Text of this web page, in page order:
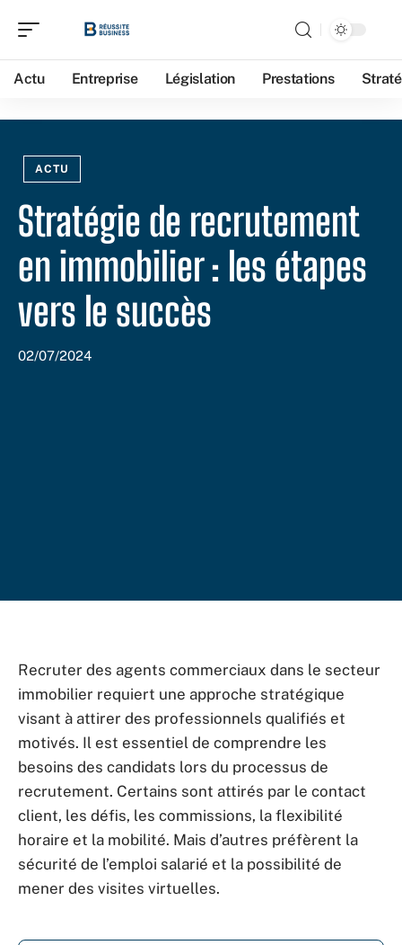
Actu Entreprise Législation Prestations
ACTU
Stratégie de recrutement
en immobilier : les étapes
vers le succès
02/07/2024
Recruter des agents commerciaux dans le secteur
immobilier requiert une approche stratégique
visant à attirer des professionnels qualifiés et
motivés. Il est essentiel de comprendre les
besoins des candidats lors du processus de
recrutement. Certains sont attirés par le contact
client, les défis, les commissions, la flexibilité
horaire et la mobilité. Mais d’autres préfèrent la
sécurité de l’emploi salarié et la possibilité de
mener des visites virtuelles.